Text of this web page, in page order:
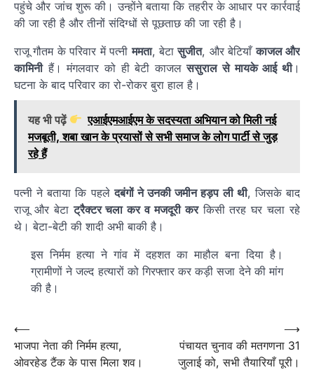
पहुंचे और जांच शुरू की। उन्होंने बताया कि तहरीर के आधार पर कार्रवाई
की जा रही है और तीनों संदिग्धों से पूछताछ की जा रही है।
राजू गौतम के परिवार में पत्नीममता, बेटासुजीत, और बेटियाँकाजल और
कामिनीहैं। मंगलवार को ही बेटी काजलससुराल से मायके आई थी।
घटना के बाद परिवार का रो-रोकर बुरा हाल है।
यह भी पढ़ें
एआईएमआईएम के सदस्यता अभियान को मिली नई
मजबूती, शबा खान के प्रयासों से सभी समाज के लोग पार्टी से जुड़
रहे हैं
पत्नी ने बताया कि पहलेदबंगों ने उनकी जमीन हड़प ली थी, जिसके बाद
राजू और बेटाट्रैक्टर चला कर व मजदूरी करकिसी तरह घर चला रहे
थे। बेटा-बेटी की शादी अभी बाकी है।
इस निर्मम हत्या ने गांव में दहशत का माहौल बना दिया है।
ग्रामीणों ने जल्द हत्यारों को गिरफ्तार कर कड़ी सजा देने की मांग
की है।
Post
navigation
⟵
भाजपा नेता की निर्मम हत्या,
ओवरहेड टैंक के पास मिला शव।
पंचायत चुनाव की मतगणना 31
जुलाई को, सभी तैयारियाँ पूरी।
⟶